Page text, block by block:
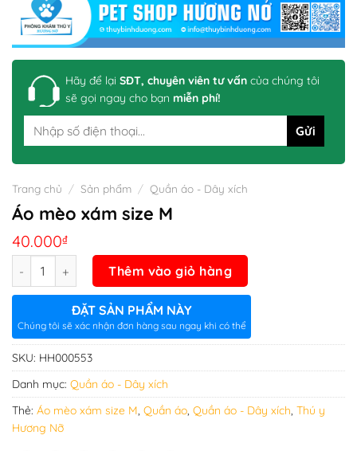
Hãy để lại SĐT, chuyên viên tư vấn của chúng tôi
sẽ gọi ngay cho bạn miễn phí!
Trang chủ / Sản phẩm / Quần áo - Dây xích
Áo mèo xám size M
40.000₫
Thêm vào giỏ hàng
ĐẶT SẢN PHẨM NÀY
Chúng tôi sẽ xác nhận đơn hàng sau ngay khi có thể
SKU: HH000553
Danh mục: Quần áo - Dây xích
Thẻ: Áo mèo xám size M, Quần áo, Quần áo - Dây xích, Thú y
Hương Nỡ